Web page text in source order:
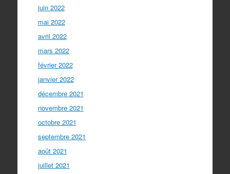
juin 2022
mai 2022
avril 2022
mars 2022
février 2022
janvier 2022
décembre 2021
novembre 2021
octobre 2021
septembre 2021
août 2021
juillet 2021